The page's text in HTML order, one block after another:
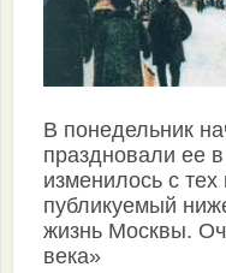
В понедельник
праздновали ее
изменилось с
публикуемый
жизнь Москвы.
века»